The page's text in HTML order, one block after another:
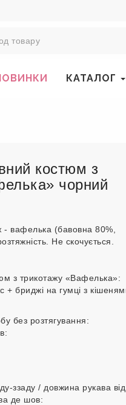
КАТАЛОГ
костюм з
чорний
- вафелька (бавовна 80%,
Не скочується.
з трикотажу «Вафелька»:
+ бриджі на гумці з
без розтягування:
ззаду / довжина рукава від
де шов: